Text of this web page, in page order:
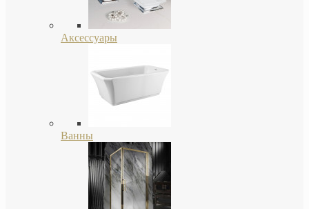
Аксессуары
Ванны